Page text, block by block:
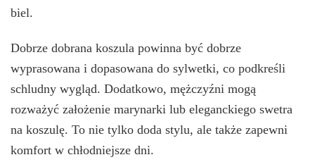
biel.
Dobrze dobrana koszula powinna być dobrze
wyprasowana i dopasowana do sylwetki, co podkreśli
schludny wygląd. Dodatkowo, mężczyźni mogą
rozważyć założenie marynarki lub eleganckiego swetra
na koszulę. To nie tylko doda stylu, ale także zapewni
komfort w chłodniejsze dni.